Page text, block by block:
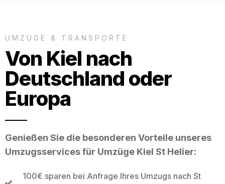
UMZÜGE & TRANSPORTE
Von Kiel nach
Deutschland oder
Europa
Genießen Sie die besonderen Vorteile unseres
Umzugsservices für Umzüge Kiel St Helier:
100€ sparen bei Anfrage Ihres Umzugs nach St